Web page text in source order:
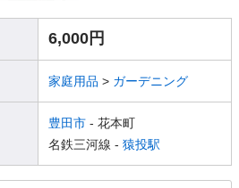
6,000円
家庭用品 > ガーデニング
豊田市 - 花本町
名鉄三河線 - 猿投駅